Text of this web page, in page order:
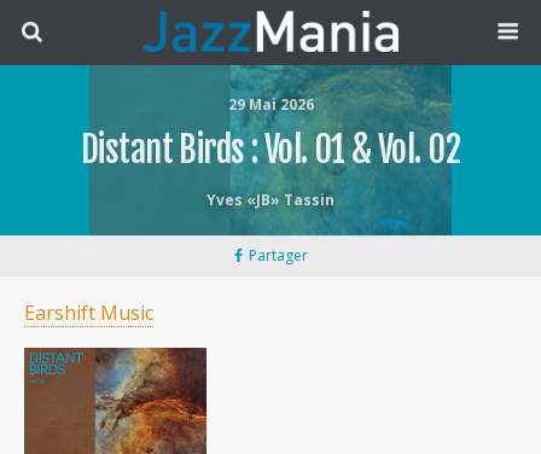
29 Mai 2026
Distant Birds : Vol. 01 & Vol. 02
Yves «JB» Tassin
Partager
Earshift Music